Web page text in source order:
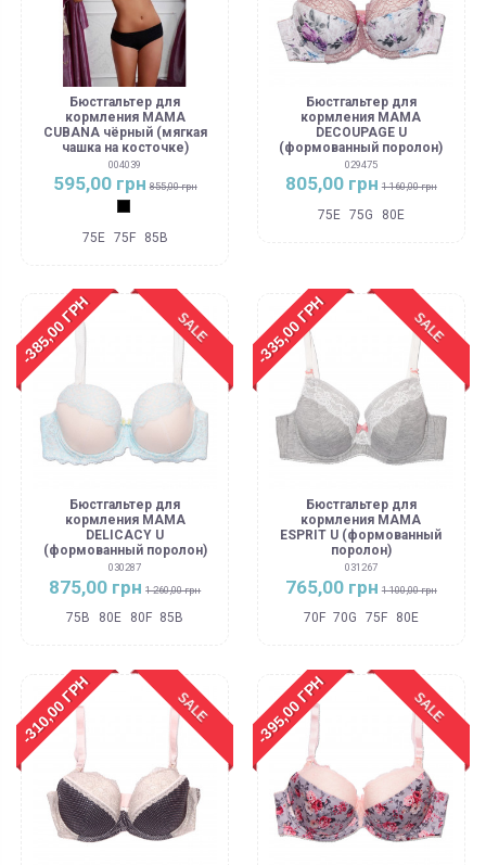
Бюстгальтер для
кормления MAMA
CUBANA чёрный (мягкая
чашка на косточке)
004039
595,00 грн 855,00 грн
Черный
75E 75F 85B
Бюстгальтер для
кормления MAMA
DECOUPAGE U
(формованный поролон)
029475
805,00 грн 1 160,00 грн
75E 75G 80E
SALE
-385,00 ГРН
Бюстгальтер для
кормления MAMA
DELICACY U
(формованный поролон)
030287
875,00 грн 1 260,00 грн
75B 80E 80F 85B
SALE
-335,00 ГРН
Бюстгальтер для
кормления MAMA
ESPRIT U (формованный
поролон)
031267
765,00 грн 1 100,00 грн
70F 70G 75F 80E
SALE
-310,00 ГРН SALE
-395,00 ГРН